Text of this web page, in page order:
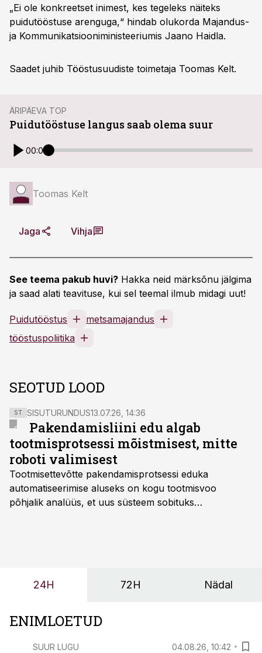
„Ei ole konkreetset inimest, kes tegeleks näiteks
puidutööstuse arenguga,“ hindab olukorda Majandus-
ja Kommunikatsiooniministeeriumis Jaano Haidla.
Saadet juhib Tööstusuudiste toimetaja Toomas Kelt.
ÄRIPÄEVA TOP
Puidutööstuse langus saab olema suur
00:00
Toomas Kelt
Jaga Vihja
See teema pakub huvi? Hakka neid märksõnu jälgima
ja saad alati teavituse, kui sel teemal ilmub midagi uut!
Puidutööstus
metsamajandus
tööstuspoliitika
SEOTUD LOOD
ST SISUTURUNDUS13.07.26, 14:36
Pakendamisliini edu algab
tootmisprotsessi mõistmisest, mitte
roboti valimisest
Tootmisettevõtte pakendamisprotsessi eduka
automatiseerimise aluseks on kogu tootmisvoo
põhjalik analüüs, et uus süsteem sobituks
OÜ tegevjuht Sander Mitendorf.
24H 72H Nädal
ENIMLOETUD
SUUR LUGU 04.08.26, 10:42